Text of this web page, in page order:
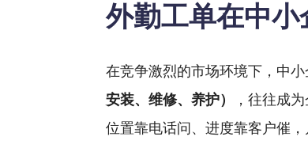
外勤工单在中
在竞争激烈的市场环境下，中
安装、维修、养护）
，往往成
位置靠电话问、进度靠客户催